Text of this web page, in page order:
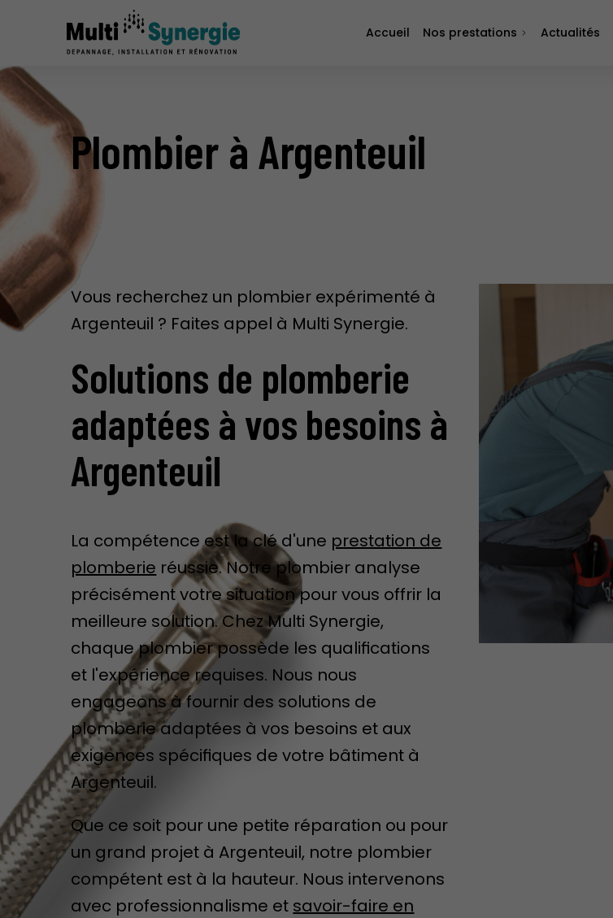
Accueil Nos prestations Actualités
Plombier à Argenteuil
Vous recherchez un plombier expérimenté à
Argenteuil ? Faites appel à Multi Synergie.
Solutions de plomberie
adaptées à vos besoins à
Argenteuil
La compétence est la clé d'une prestation de
plomberie réussie. Notre plombier analyse
précisément votre situation pour vous offrir la
meilleure solution. Chez Multi Synergie,
chaque plombier possède les qualifications
et l'expérience requises. Nous nous
engageons à fournir des solutions de
plomberie adaptées à vos besoins et aux
exigences spécifiques de votre bâtiment à
Argenteuil.
Que ce soit pour une petite réparation ou pour
un grand projet à Argenteuil, notre plombier
compétent est à la hauteur. Nous intervenons
avec professionnalisme et savoir-faire en